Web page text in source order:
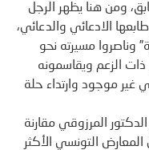
ومن هنا يظهر الرجل
الادعائي والدعائي،
وناصروا مسيرته نحو
الزعم ويقاسمونه
غير موجود وارتداء حلة
المرزوقي مقارنة
التونسي الأكثر